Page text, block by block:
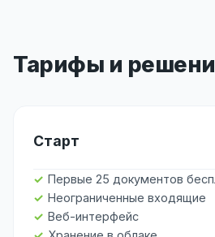
Тарифы и
Старт
Первые 25 документов
Неограниченные входящие
Веб-интерфейс